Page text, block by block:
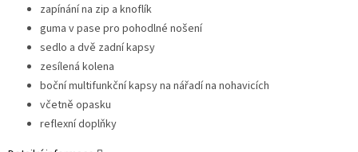
zapínání na zip a knoflík
guma v pase pro pohodlné nošení
sedlo a dvě zadní kapsy
zesílená kolena
boční multifunkční kapsy na nářadí na nohavicích
včetně opasku
reflexní doplňky